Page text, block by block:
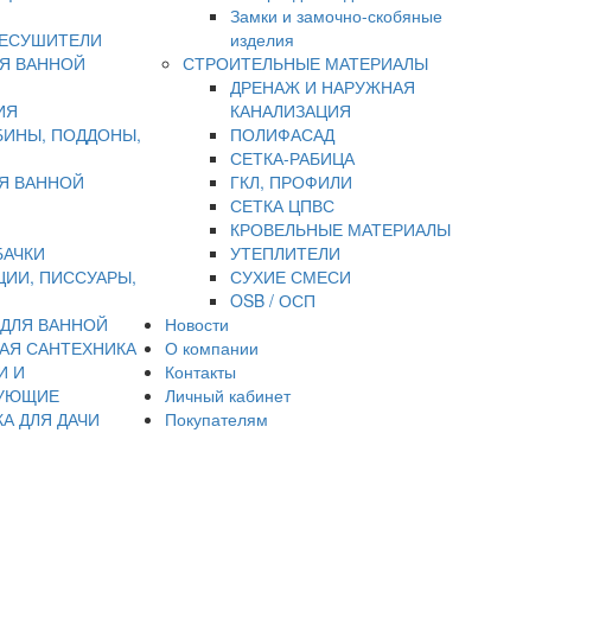
ВАННОЙ
ПОДДОНЫ,
ВАННОЙ
ПИССУАРЫ,
ВАННОЙ
САНТЕХНИКА
И
ДЛЯ ДАЧИ
Замки и замочно-скобяные
изделия
СТРОИТЕЛЬНЫЕ МАТЕРИАЛЫ
ДРЕНАЖ И НАРУЖНАЯ
КАНАЛИЗАЦИЯ
ПОЛИФАСАД
СЕТКА-РАБИЦА
ГКЛ, ПРОФИЛИ
СЕТКА ЦПВС
КРОВЕЛЬНЫЕ МАТЕРИАЛЫ
УТЕПЛИТЕЛИ
СУХИЕ СМЕСИ
OSB / ОСП
Новости
О компании
Контакты
Личный кабинет
Покупателям